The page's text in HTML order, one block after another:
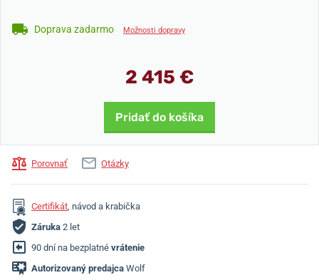
Doprava zadarmo Možnosti dopravy
2 415 €
Pridať do košíka
Porovnať Otázky
Certifikát, návod a krabička
Záruka 2 let
90 dní na bezplatné vrátenie
Autorizovaný predajca Wolf